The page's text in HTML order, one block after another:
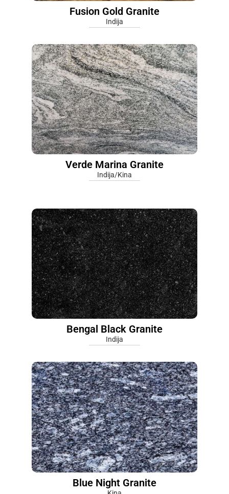
Fusion Gold Granite
Indija
Verde Marina Granite
Indija/Kina
Bengal Black Granite
Indija
Blue Night Granite